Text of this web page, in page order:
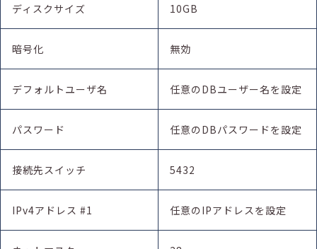
ディスクサイズ 10GB
暗号化 無効
デフォルトユーザ名 任意のDBユーザー名を設定
パスワード 任意のDBパスワードを設定
接続先スイッチ 5432
IPv4アドレス #1 任意のIPアドレスを設定